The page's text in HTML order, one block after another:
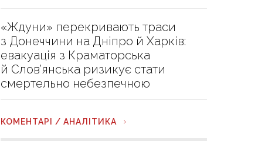
«Ждуни» перекривають траси
з Донеччини на Дніпро й Харків:
евакуація з Краматорська
й Слов’янська ризикує стати
смертельно небезпечною
КОМЕНТАРІ / АНАЛІТИКА